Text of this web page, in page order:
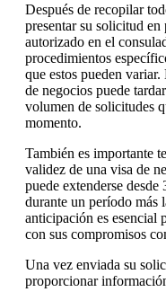
Después de recopilar
presentar su solicitud en
autorizado en el
procedimientos
que estos pueden
de negocios puede
volumen de solicitudes
momento.
También es importante
validez de una visa de
puede extenderse desde
durante un período más
anticipación es esencial
con sus compromisos
Una vez enviada su
proporcionar